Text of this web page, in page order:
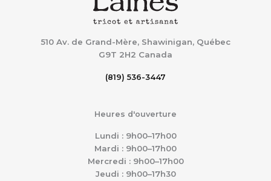
510 Av. de Grand-Mère, Shawinigan, Québec
G9T 2H2 Canada
(819) 536-3447
Heures d'ouverture
Lundi : 9h00–17h00
Mardi : 9h00–17h00
Mercredi : 9h00–17h00
Jeudi : 9h00–17h30